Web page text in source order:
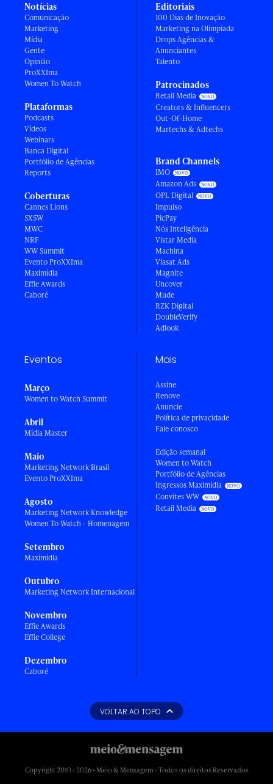
Notícias
Comunicação
Marketing
Mídia
Gente
Opinião
ProXXIma
Women To Watch
Plataformas
Podcasts
Vídeos
Webinars
Banca Digital
Portfólio de Agências
Reports
Coberturas
Cannes Lions
SXSW
MWC
NRF
WW Summit
Evento ProXXIma
Maximídia
Effie Awards
Caboré
Editoriais
100 Dias de Inovação
Marketing na Olimpíada
Drops Agências &
Anunciantes
Talento
Patrocinados
Retail Media
Creators & Influencers
Out-Of-Home
Martechs & Adtechs
Brand Channels
IMO
Amazon Ads
OPL Digital
Impulso
PicPay
Nós Inteligência
Vistar Media
Machina
Viasat Ads
Magnite
Uncover
Mude
RZK Digital
DoubleVerify
Adlook
Eventos
Março
Women to Watch Summit
Abril
Mídia Master
Maio
Marketing Network Brasil
Evento ProXXIma
Agosto
Marketing Network Knowledge
Women To Watch - Homenagem
Setembro
Maximídia
Outubro
Marketing Network Internacional
Novembro
Effie Awards
Effie College
Dezembro
Caboré
Mais
Assine
Renove
Anuncie
Política de privacidade
Fale conosco
Edição semanal
Women to Watch
Portfólio de Agências
Ingressos Maximídia
Convites WW
Retail Media
VOLTAR AO TOPO
Copyright 2010 - 2026 • Meio & Mensagem - Todos os direitos Reservados